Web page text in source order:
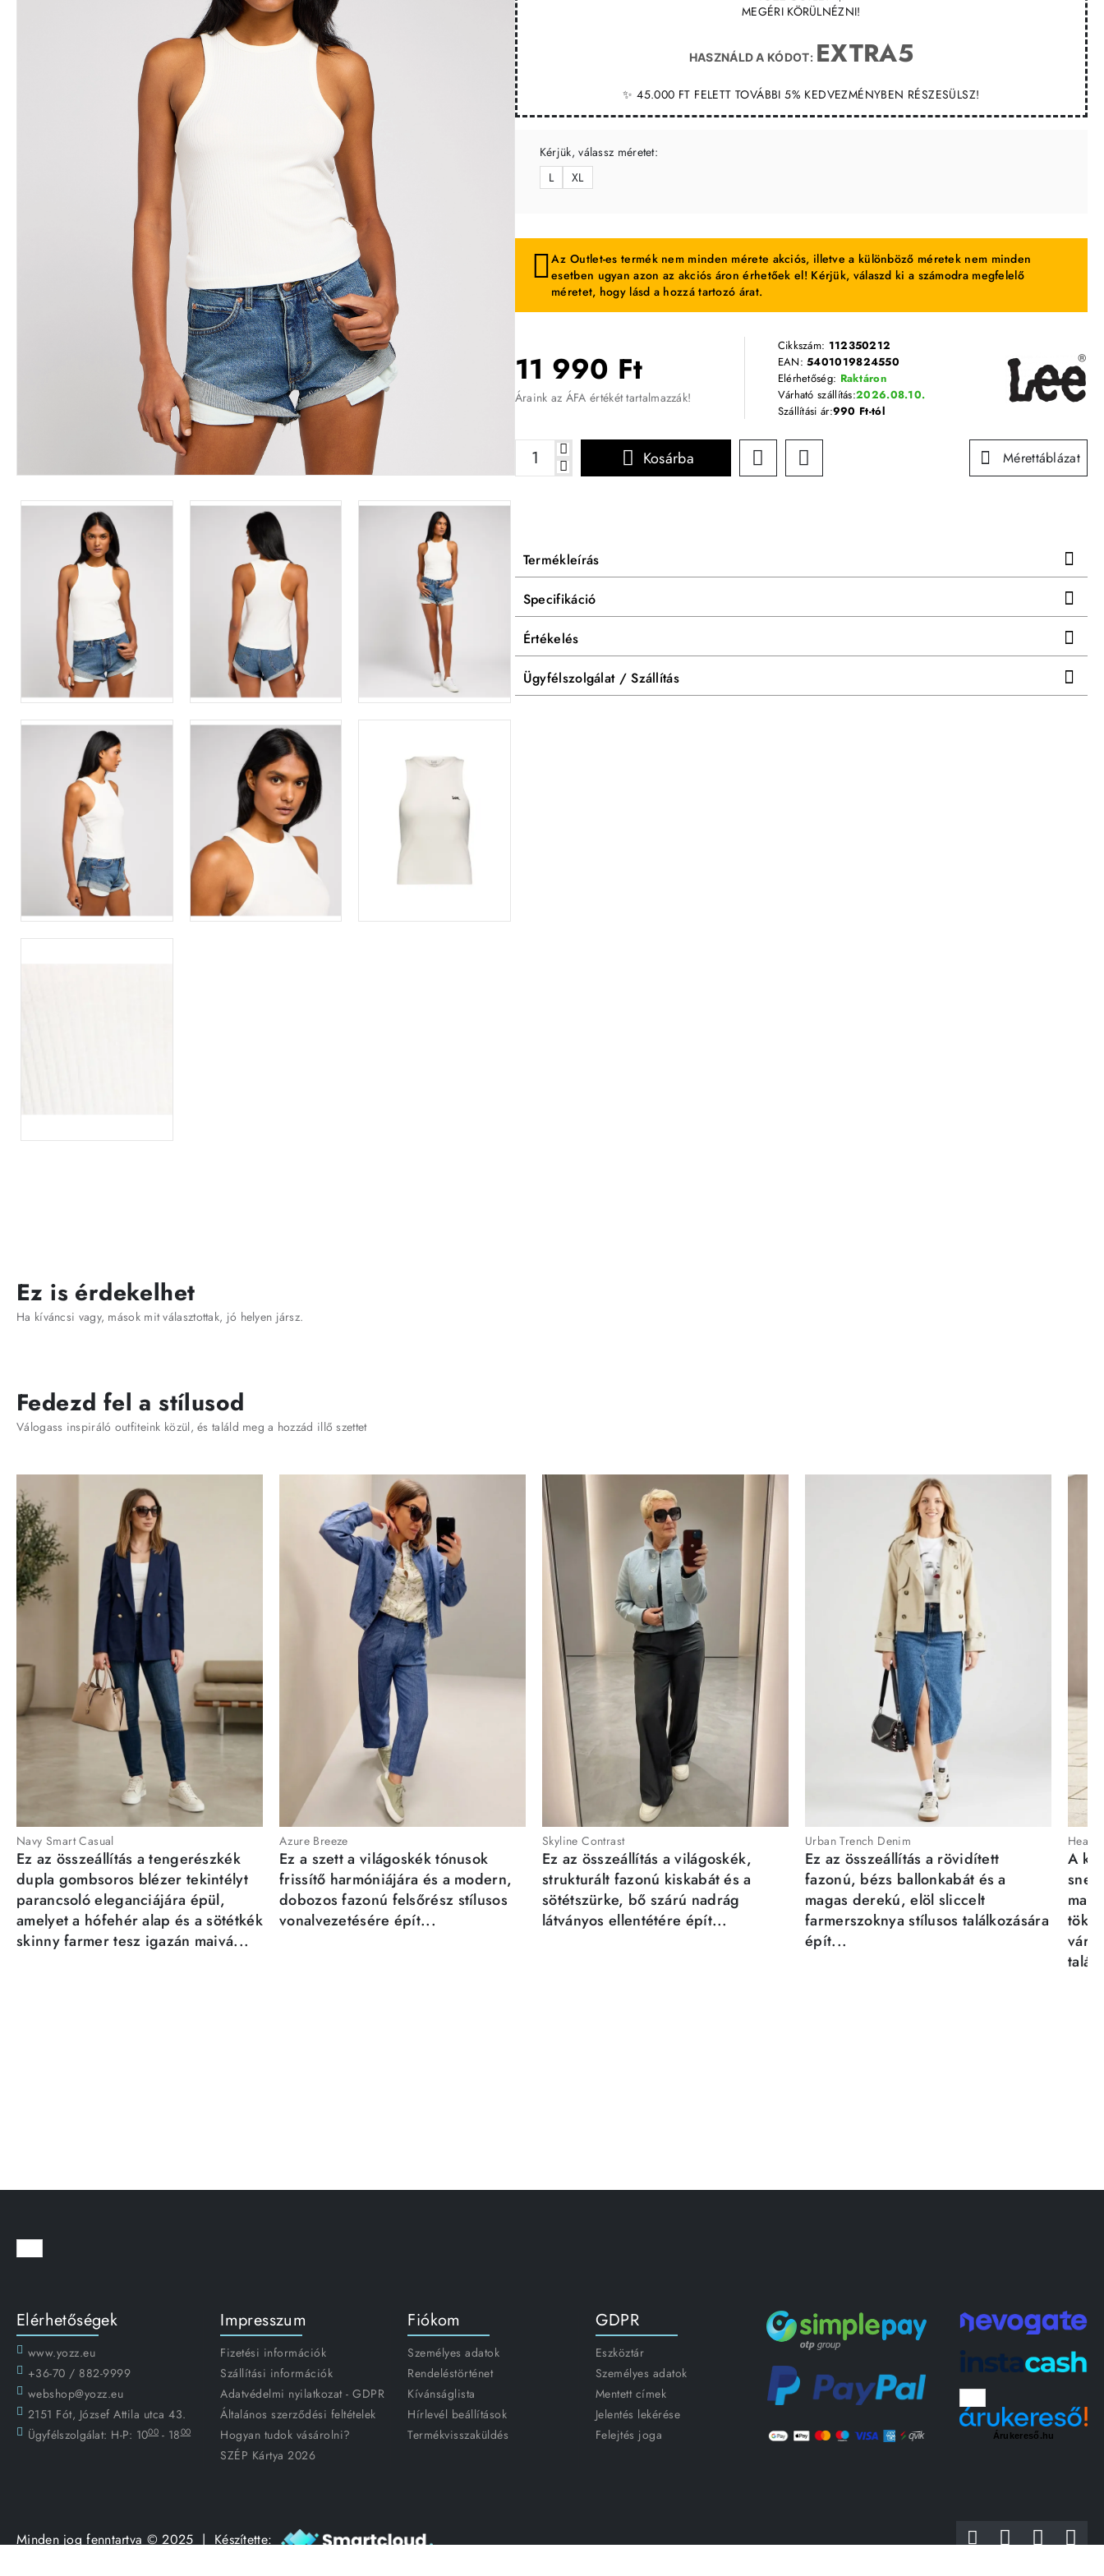
MEGÉRI KÖRÜLNÉZNI!
HASZNÁLD A KÓDOT: EXTRA5
✨ 45.000 FT FELETT TOVÁBBI 5% KEDVEZMÉNYBEN RÉSZESÜLSZ!
11 990 Ft
Áraink az ÁFA értékét tartalmazzák!
Cikkszám: 112350212
EAN:5401019824550
Elérhetőség: Raktáron
Várható szállítás:2026.08.10.
Szállítási ár:990 Ft-tól
Kérjük, válassz méretet:
L
XL
Kosárba Mérettáblázat
Az Outlet-es termék nem minden mérete akciós, illetve a különböző méretek nem minden
esetben ugyan azon az akciós áron érhetőek el! Kérjük, válaszd ki a számodra megfelelő
méretet, hogy lásd a hozzá tartozó árat.
Termékleírás
Specifikáció
Értékelés
Ügyfélszolgálat / Szállítás
Ez is érdekelhet
Ha kíváncsi vagy, mások mit választottak, jó helyen jársz.
Fedezd fel a stílusod
Válogass inspiráló outfiteink közül, és találd meg a hozzád illő szettet
Navy Smart Casual
Ez az összeállítás a tengerészkék
dupla gombsoros blézer tekintélyt
parancsoló eleganciájára épül,
amelyet a hófehér alap és a sötétkék
skinny farmer tesz igazán maivá...
Azure Breeze
Ez a szett a világoskék tónusok
frissítő harmóniájára és a modern,
dobozos fazonú felsőrész stílusos
vonalvezetésére épít...
Skyline Contrast
Ez az összeállítás a világoskék,
strukturált fazonú kiskabát és a
sötétszürke, bő szárú nadrág
látványos ellentétére épít...
Urban Trench Denim
Ez az összeállítás a rövidített
fazonú, bézs ballonkabát és a
magas derekú, elöl sliccelt
farmerszoknya stílusos találkozására
épít...
A
Elérhetőségek
www.yozz.eu
+36-70 / 882-9999
webshop@yozz.eu
2151 Fót, József Attila utca 43.
Ügyfélszolgálat: H-P: 1000 - 1800
Impresszum
Fizetési információk
Szállítási információk
Adatvédelmi nyilatkozat - GDPR
Általános szerződési feltételek
Hogyan tudok vásárolni?
SZÉP Kártya 2026
Fiókom
Személyes adatok
Rendeléstörténet
Kívánságlista
Hírlevél beállítások
Termékvisszaküldés
GDPR
Eszköztár
Személyes adatok
Mentett címek
Jelentés lekérése
Felejtés joga
Árukereső.hu
Minden jog fenntartva © 2025 | Készítette: